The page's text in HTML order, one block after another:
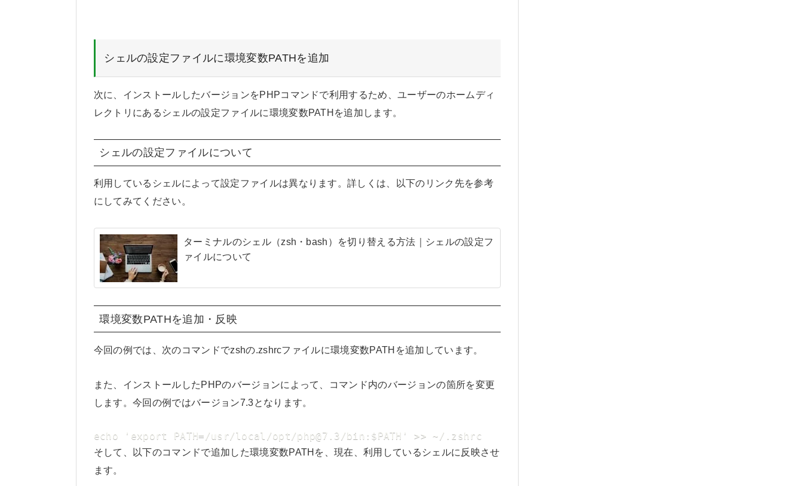
シェルの設定ファイルに環境変数PATHを追加
次に、インストールしたバージョンをPHPコマンドで利用するため、ユーザーのホームディ
レクトリにあるシェルの設定ファイルに環境変数PATHを追加します。
シェルの設定ファイルについて
利用しているシェルによって設定ファイルは異なります。詳しくは、以下のリンク先を参考
にしてみてください。
ターミナルのシェル（zsh・bash）を切り替える方法｜シェルの設定フ
ァイルについて
環境変数PATHを追加・反映
今回の例では、次のコマンドでzshの.zshrcファイルに環境変数PATHを追加しています。
また、インストールしたPHPのバージョンによって、コマンド内のバージョンの箇所を変更
します。今回の例ではバージョン7.3となります。
echo 'export PATH=/usr/local/opt/php@7.3/bin:$PATH' >> ~/.zshrc
そして、以下のコマンドで追加した環境変数PATHを、現在、利用しているシェルに反映させ
ます。